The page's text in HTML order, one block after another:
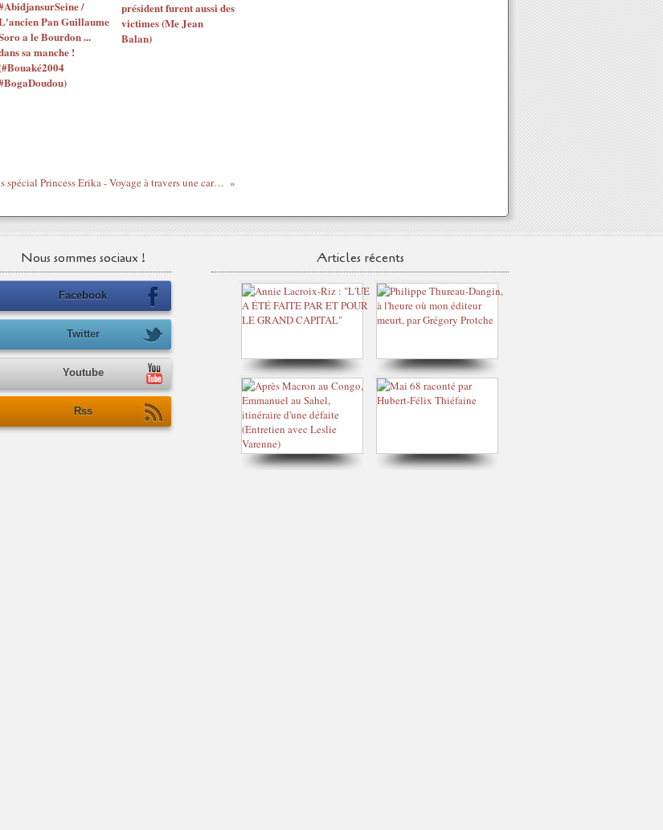
/
Pan Guillaume
a le Bourdon ...
sa manche !
président furent aussi des
victimes (Me Jean
Balan)
Mois spécial Princess Erika - Voyage à travers une carrière musicale
Nous sommes sociaux !
Facebook
Twitter
Youtube
Rss
Articles récents